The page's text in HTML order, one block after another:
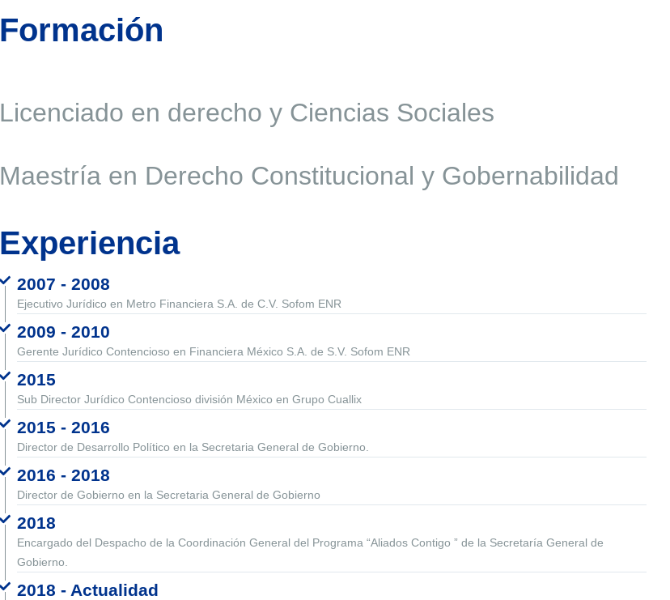
Formación
Licenciado en derecho y Ciencias Sociales
Maestría en Derecho Constitucional y Gobernabilidad
Experiencia
2007 - 2008
Ejecutivo Jurídico en Metro Financiera S.A. de C.V. Sofom ENR
2009 - 2010
Gerente Jurídico Contencioso en Financiera México S.A. de S.V. Sofom ENR
2015
Sub Director Jurídico Contencioso división México en Grupo Cuallix
2015 - 2016
Director de Desarrollo Político en la Secretaria General de Gobierno.
2016 - 2018
Director de Gobierno en la Secretaria General de Gobierno
2018
Encargado del Despacho de la Coordinación General del Programa “Aliados Contigo ” de la Secretaría General de
Gobierno.
2018 - Actualidad